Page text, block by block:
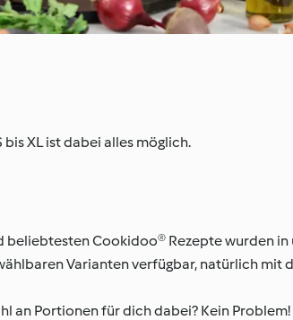
XL ist dabei alles möglich.
beliebtesten Cookidoo® Rezepte wurden in
Varianten verfügbar, natürlich mit
an Portionen für dich dabei? Kein